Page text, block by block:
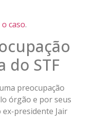
caso.
do STF
preocupação
órgão e por seus
presidente Jair